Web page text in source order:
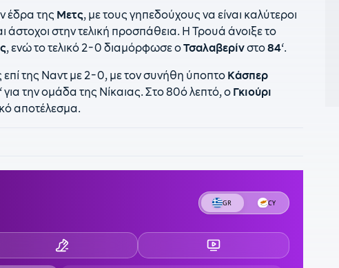
έδρα της Μετς, με τους γηπεδούχους να είναι καλύτεροι
άστοχοι στην τελική προσπάθεια. Η Τρουά άνοιξε το
, ενώ το τελικό 2-0 διαμόρφωσε οΤσαλαβερίνστο84‘.
επί της Ναντ με 2-0, με τον συνήθη ύποπτο Κάσπερ
‘ για την ομάδα της Νίκαιας. Στο 80ό λεπτό, ο Γκιούρι
αποτέλεσμα.